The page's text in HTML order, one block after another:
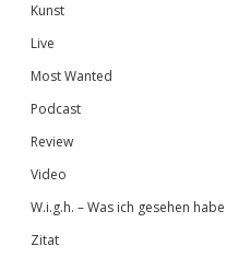
Kunst
Live
Most Wanted
Podcast
Review
Video
W.i.g.h. – Was ich gesehen habe
Zitat